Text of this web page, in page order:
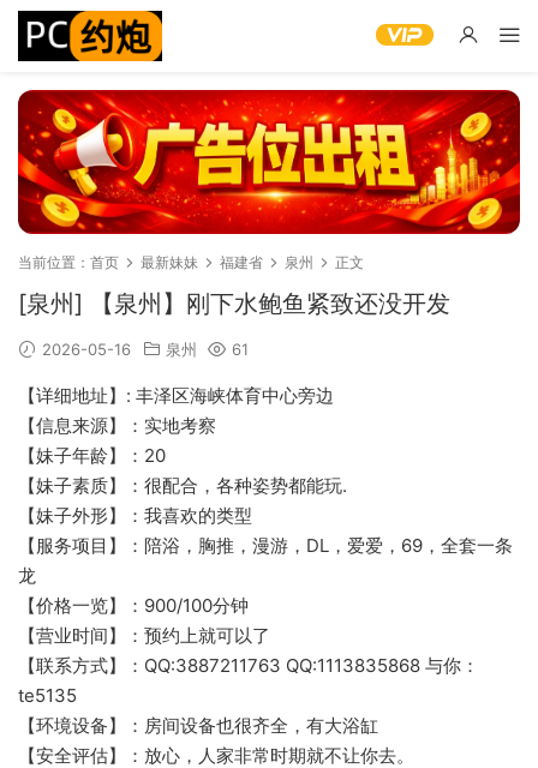
当前位置： 首页 最新妹妹 福建省 泉州 正文
[泉州] 【泉州】刚下水鲍鱼紧致还没开发
2026-05-16 泉州 61
【详细地址】: 丰泽区海峡体育中心旁边
【信息来源】：实地考察
【妹子年龄】：20
【妹子素质】：很配合，各种姿势都能玩.
【妹子外形】：我喜欢的类型
【服务项目】：陪浴，胸推，漫游，DL，爱爱，69，全套一条
龙
【价格一览】：900/100分钟
【营业时间】：预约上就可以了
【联系方式】：QQ:3887211763 QQ:1113835868 与你：
te5135
【环境设备】：房间设备也很齐全，有大浴缸
【安全评估】：放心，人家非常时期就不让你去。